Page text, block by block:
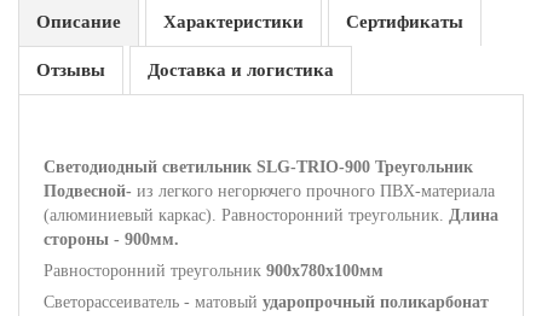
Описание Характеристики Сертификаты
Отзывы Доставка и логистика
Светодиодный светильник SLG-TRIO-900 Треугольник
Подвесной- из легкого негорючего прочного ПВХ-материала
(алюминиевый каркас). Равносторонний треугольник. Длина
стороны - 900мм.
Равносторонний треугольник 900x780x100мм
Светорассеиватель - матовый ударопрочный поликарбонат